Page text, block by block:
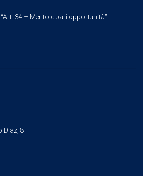
34 – Merito e pari opportunità”
Diaz, 8